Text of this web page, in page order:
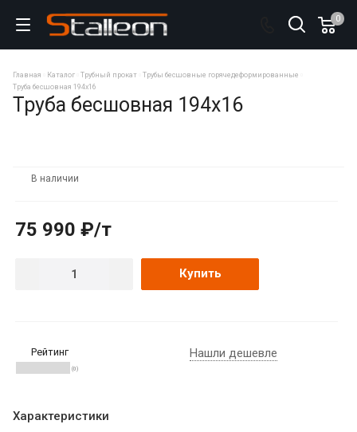
0
Главная Каталог Трубный прокат
Трубы бесшовные горячедеформированные
Труба бесшовная 194х16
Труба бесшовная 194х16
В наличии
75 990 ₽/т
Купить
Рейтинг
(0)
Нашли дешевле
Характеристики